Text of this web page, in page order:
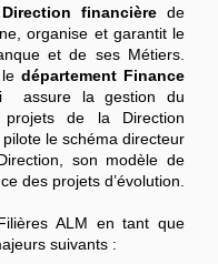
Direction financièrede
organise et garantit le
et de ses Métiers.
département Finance
assure la gestion du
de la Direction
le schéma directeur
son modèle de
des projets d’évolution.
ALM en tant que
suivants :